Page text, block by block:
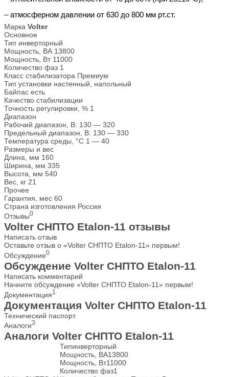
– атмосферном давлении от 630 до 800 мм рт.ст.
Марка Volter
Основное
Тип инверторный
Мощность, ВА 13800
Мощность, Вт 11000
Количество фаз 1
Класс стабилизатора Премиум
Тип установки настенный, напольный
Байпас есть
Качество стабилизации
Точность регулировки, % 1
Диапазон
Рабочий диапазон, В: 130 — 320
Предельный диапазон, В: 130 — 330
Температура среды, °С 1 — 40
Размеры и вес
Длина, мм 160
Ширина, мм 335
Высота, мм 540
Вес, кг 21
Прочее
Гарантия, мес 60
Страна изготовления Россия
Отзывы0
Volter СНПТО Etalon-11 отзывы
Написать отзыв
Оставьте отзыв о «Volter СНПТО Etalon-11» первым!
Обсуждение0
Обсуждение Volter СНПТО Etalon-11
Написать комментарий
Начните обсуждение «Volter СНПТО Etalon-11» первым!
Документация1
Документация Volter СНПТО Etalon-11
Технический паспорт
Аналоги3
Аналоги Volter СНПТО Etalon-11
Типинверторный
Мощность, ВА13800
Мощность, Вт11000
Количество фаз1